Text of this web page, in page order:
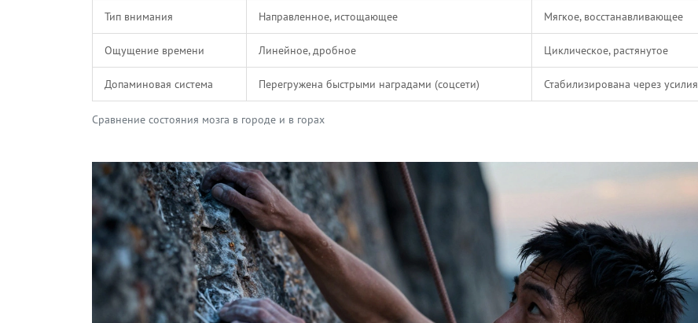
Сравнение состояния мозга в городе и в горах
Тип внимания Направленное, истощающее Мягкое, восстанавливающее
Ощущение времени Линейное, дробное Циклическое, растянутое
Допаминовая система Перегружена быстрыми наградами (соцсети) Стабилизирована через усилия